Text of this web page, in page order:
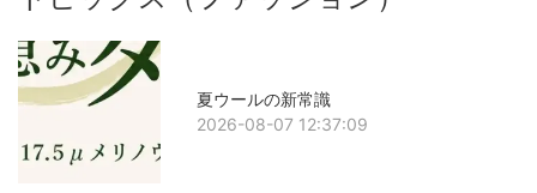
夏ウールの新常識
2026-08-07 12:37:09